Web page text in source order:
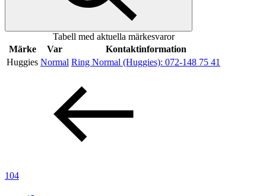
Inspiration
Tabell med aktuella märkesvaror
Märke
Var
Kontaktinformation
Huggies Normal Ring Normal (Huggies): 072-148 75 41
104